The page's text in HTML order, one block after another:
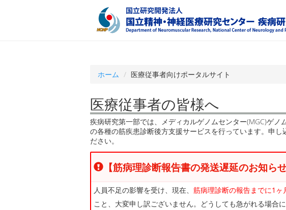
ホーム 医療従事者向けポータルサイト
医療従事者の皆様へ
疾病研究第一部では、メディカルゲノムセンター(MGC)ゲ
の各種の筋疾患診断後方支援サービスを行っています。申
ださい。
【筋病理診断報告書の発送遅延のお知らせ
人員不足の影響を受け、現在、 筋病理診断の報告までに1ヶ
こと、大変申し訳ございません。どうしても急がれる場合